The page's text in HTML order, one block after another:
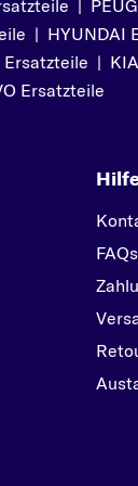
PORSCHE
RENAULT
SKODA
SMART
SUBARU
SUZUKI
TOYOTA
|
| HYUNDAI
Ersatzteile |
Ersatzteile
FAQs